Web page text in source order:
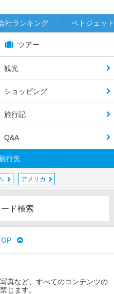
社ランキング ベトジェッ
ツアー
観光
ショッピング
旅行記
Q&A
行先
アメリカ
ド検索
真など、すべてのコンテンツの
じます。